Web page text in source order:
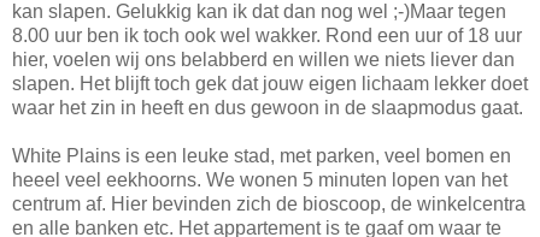
kan slapen. Gelukkig kan ik dat dan nog wel ;-)Maar tegen
8.00 uur ben ik toch ook wel wakker. Rond een uur of 18 uur
hier, voelen wij ons belabberd en willen we niets liever dan
slapen. Het blijft toch gek dat jouw eigen lichaam lekker doet
waar het zin in heeft en dus gewoon in de slaapmodus gaat.
White Plains is een leuke stad, met parken, veel bomen en
heeel veel eekhoorns. We wonen 5 minuten lopen van het
centrum af. Hier bevinden zich de bioscoop, de winkelcentra
en alle banken etc. Het appartement is te gaaf om waar te